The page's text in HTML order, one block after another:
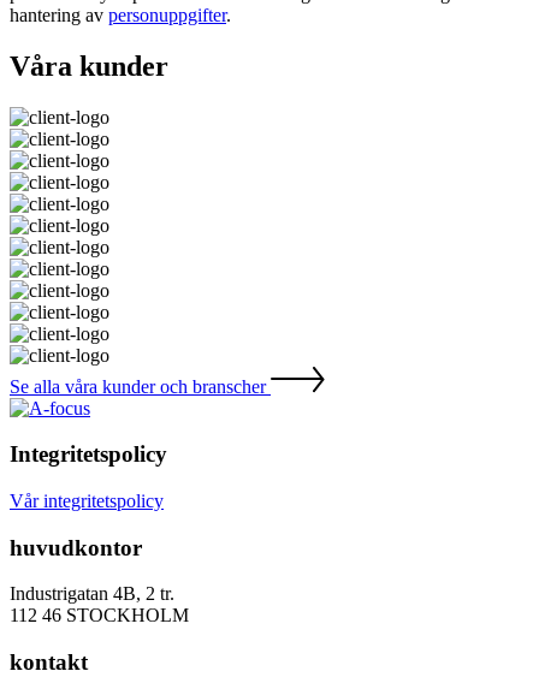
hantering av personuppgifter.
Våra kunder
Se alla våra kunder och branscher
Integritetspolicy
Vår integritetspolicy
huvudkontor
Industrigatan 4B, 2 tr.
112 46 STOCKHOLM
kontakt